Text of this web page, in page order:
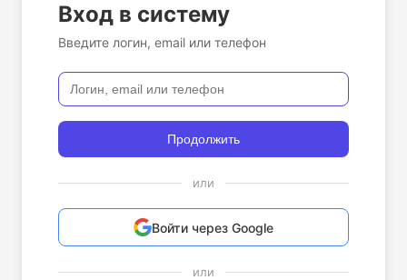
Вход в систему
Введите логин, email или телефон
Продолжить
или
Войти через Google
или